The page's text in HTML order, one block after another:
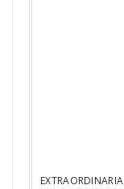
EXTRAORDINARIA